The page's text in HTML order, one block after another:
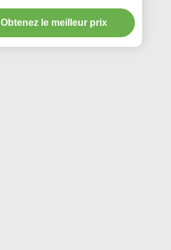
Obtenez le meilleur prix